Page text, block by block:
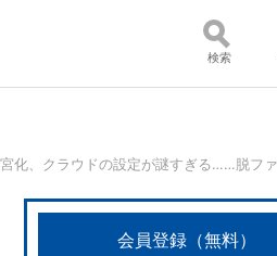
コンテンツ：
検索
会員登録（無料）